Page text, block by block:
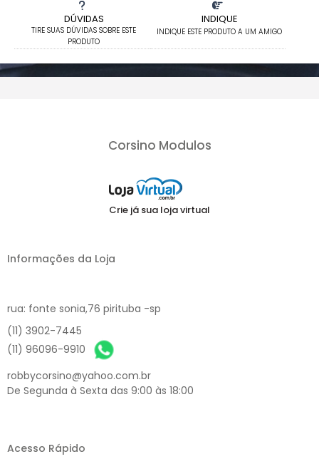
DÚVIDAS
TIRE SUAS DÚVIDAS SOBRE ESTE
PRODUTO
INDIQUE
INDIQUE ESTE PRODUTO A UM AMIGO
Corsino Modulos
Crie já sua loja virtual
Informações da Loja
rua: fonte sonia,76 pirituba -sp
(11) 3902-7445
(11) 96096-9910
robbycorsino@yahoo.com.br
De Segunda à Sexta das 9:00 às 18:00
Acesso Rápido